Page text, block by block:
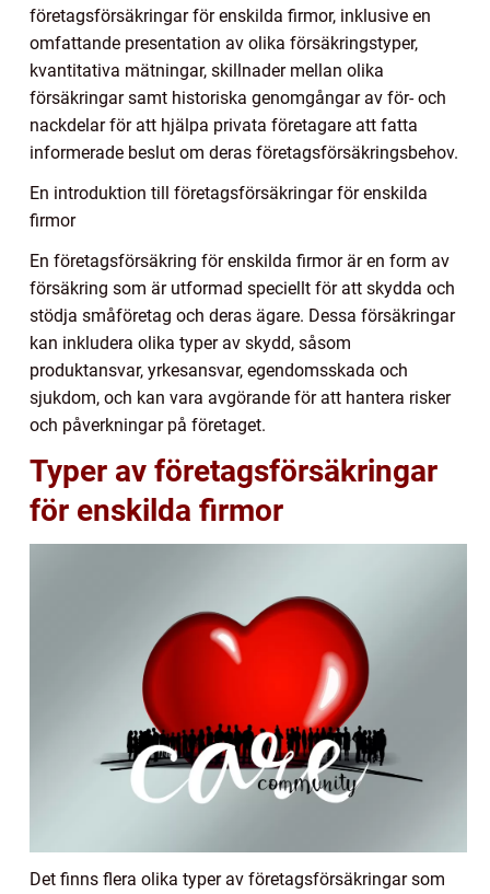
företagsförsäkringar för enskilda firmor, inklusive en
omfattande presentation av olika försäkringstyper,
kvantitativa mätningar, skillnader mellan olika
försäkringar samt historiska genomgångar av för- och
nackdelar för att hjälpa privata företagare att fatta
informerade beslut om deras företagsförsäkringsbehov.
En introduktion till företagsförsäkringar för enskilda
firmor
En företagsförsäkring för enskilda firmor är en form av
försäkring som är utformad speciellt för att skydda och
stödja småföretag och deras ägare. Dessa försäkringar
kan inkludera olika typer av skydd, såsom
produktansvar, yrkesansvar, egendomsskada och
sjukdom, och kan vara avgörande för att hantera risker
och påverkningar på företaget.
Typer av företagsförsäkringar
för enskilda firmor
Det finns flera olika typer av företagsförsäkringar som